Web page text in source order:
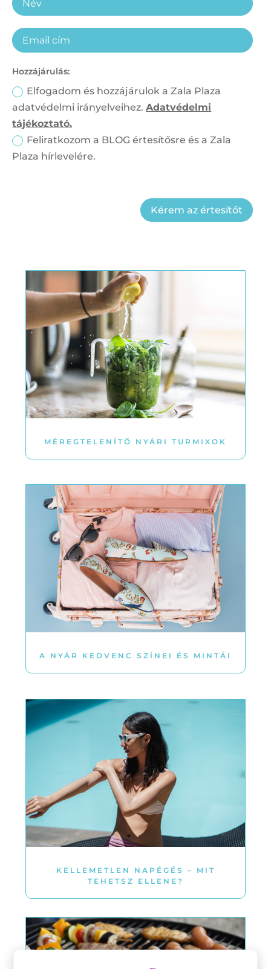
Hozzájárulás:
Elfogadom és hozzájárulok a Zala Plaza
adatvédelmi irányelveihez.Adatvédelmi
tájékoztató.
Feliratkozom a BLOG értesítősre és a Zala
Plaza hírlevelére.
Kérem az értesítőt
MÉREGTELENÍTŐ NYÁRI TURMIXOK
A NYÁR KEDVENC SZÍNEI ÉS MINTÁI
KELLEMETLEN NAPÉGÉS – MIT
TEHETSZ ELLENE?